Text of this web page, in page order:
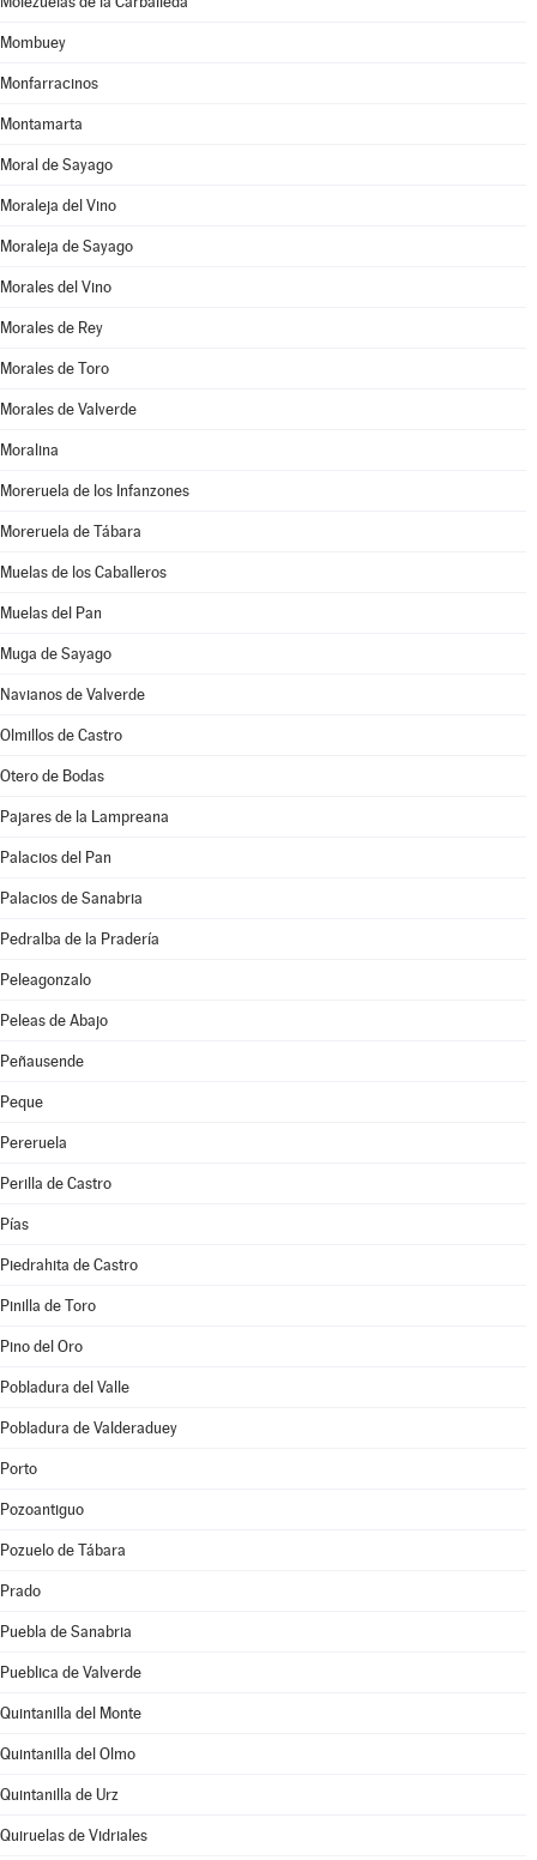
Mombuey
Monfarracinos
Montamarta
Moral de Sayago
Moraleja del Vino
Moraleja de Sayago
Morales del Vino
Morales de Rey
Morales de Toro
Morales de Valverde
Moralina
Moreruela de los Infanzones
Moreruela de Tábara
Muelas de los Caballeros
Muelas del Pan
Muga de Sayago
Navianos de Valverde
Olmillos de Castro
Otero de Bodas
Pajares de la Lampreana
Palacios del Pan
Palacios de Sanabria
Pedralba de la Pradería
Peleagonzalo
Peleas de Abajo
Peñausende
Peque
Pereruela
Perilla de Castro
Pías
Piedrahita de Castro
Pinilla de Toro
Pino del Oro
Pobladura del Valle
Pobladura de Valderaduey
Porto
Pozoantiguo
Pozuelo de Tábara
Prado
Puebla de Sanabria
Pueblica de Valverde
Quintanilla del Monte
Quintanilla del Olmo
Quintanilla de Urz
Quiruelas de Vidriales